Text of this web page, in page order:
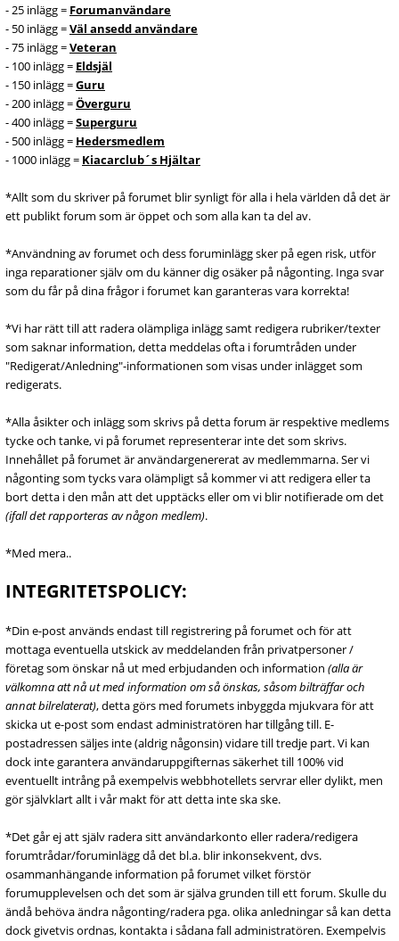
- 25 inlägg = Forumanvändare
- 50 inlägg =Väl ansedd användare
- 75 inlägg =Veteran
- 100 inlägg = Eldsjäl
- 150 inlägg =Guru
- 200 inlägg =Överguru
- 400 inlägg =Superguru
- 500 inlägg = Hedersmedlem
- 1000 inlägg = Kiacarclub´s Hjältar
*Allt som du skriver på forumet blir synligt för alla i hela världen då det är
ett publikt forum som är öppet och som alla kan ta del av.
*Användning av forumet och dess foruminlägg sker på egen risk, utför
inga reparationer själv om du känner dig osäker på någonting. Inga svar
som du får på dina frågor i forumet kan garanteras vara korrekta!
*Vi har rätt till att radera olämpliga inlägg samt redigera rubriker/texter
som saknar information, detta meddelas ofta i forumtråden under
"Redigerat/Anledning"-informationen som visas under inlägget som
redigerats.
*Alla åsikter och inlägg som skrivs på detta forum är respektive medlems
tycke och tanke, vi på forumet representerar inte det som skrivs.
Innehållet på forumet är användargenererat av medlemmarna. Ser vi
någonting som tycks vara olämpligt så kommer vi att redigera eller ta
bort detta i den mån att det upptäcks eller om vi blir notifierade om det
(ifall det rapporteras av någon medlem).
*Med mera..
INTEGRITETSPOLICY:
*Din e-post används endast till registrering på forumet och för att
mottaga eventuella utskick av meddelanden från privatpersoner /
företag som önskar nå ut med erbjudanden och information (alla är
välkomna att nå ut med information om så önskas, såsom bilträffar och
annat bilrelaterat), detta görs med forumets inbyggda mjukvara för att
skicka ut e-post som endast administratören har tillgång till. E-
postadressen säljes inte (aldrig någonsin) vidare till tredje part. Vi kan
dock inte garantera användaruppgifternas säkerhet till 100% vid
eventuellt intrång på exempelvis webbhotellets servrar eller dylikt, men
gör självklart allt i vår makt för att detta inte ska ske.
*Det går ej att själv radera sitt användarkonto eller radera/redigera
forumtrådar/foruminlägg då det bl.a. blir inkonsekvent, dvs.
osammanhängande information på forumet vilket förstör
forumupplevelsen och det som är själva grunden till ett forum. Skulle du
ändå behöva ändra någonting/radera pga. olika anledningar så kan detta
dock givetvis ordnas, kontakta i sådana fall administratören. Exempelvis